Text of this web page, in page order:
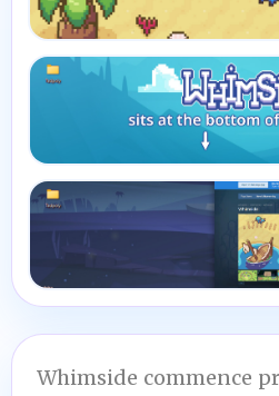
Whimside commence